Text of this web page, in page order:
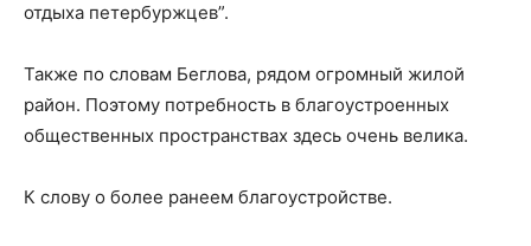
отдыха петербуржцев”.
Также по словам Беглова, рядом огромный жилой
район. Поэтому потребность в благоустроенных
общественных пространствах здесь очень велика.
К слову о более ранеем благоустройстве.